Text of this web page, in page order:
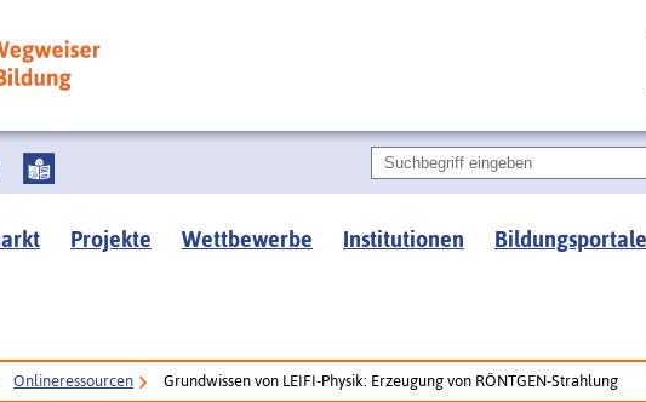
Projekte Wettbewerbe Institutionen
Onlineressourcen Grundwissen von LEIFI-Physik: Erzeugung von RÖNTGEN-Strahlung